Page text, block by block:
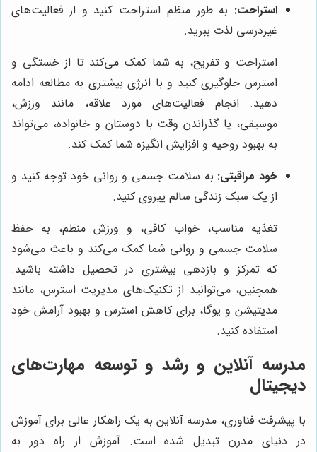
استراحت: به طور منظم استراحت کنید و از فعالیت‌های
غیردرسی لذت ببرید.
استراحت و تفریح، به شما کمک می‌کند تا از خستگی و
استرس جلوگیری کنید و با انرژی بیشتری به مطالعه ادامه
دهید. انجام فعالیت‌های مورد علاقه، مانند ورزش،
موسیقی، یا گذراندن وقت با دوستان و خانواده، می‌تواند
به بهبود روحیه و افزایش انگیزه شما کمک کند.
خود مراقبتی: به سلامت جسمی و روانی خود توجه کنید و
از یک سبک زندگی سالم پیروی کنید.
تغذیه مناسب، خواب کافی، و ورزش منظم، به حفظ
سلامت جسمی و روانی شما کمک می‌کند و باعث می‌شود
که تمرکز و بازدهی بیشتری در تحصیل داشته باشید.
همچنین، می‌توانید از تکنیک‌های مدیریت استرس، مانند
مدیتیشن و یوگا، برای کاهش استرس و بهبود آرامش خود
استفاده کنید.
مدرسه آنلاین و رشد و توسعه مهارت‌های
دیجیتال
با پیشرفت فناوری، مدرسه آنلاین به یک راهکار عالی برای آموزش
در دنیای مدرن تبدیل شده است. آموزش از راه دور به